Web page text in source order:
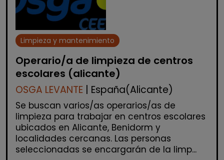
Limpieza y mantenimiento
Operario/a de limpieza de centros
escolares (alicante)
OSGA LEVANTE | España(Alicante)
Se buscan varios/as operarios/as de
limpieza para trabajar en centros escolares
ubicados en Alicante, Benidorm y
localidades cercanas. Las personas
seleccionadas se encargarán de la limp...